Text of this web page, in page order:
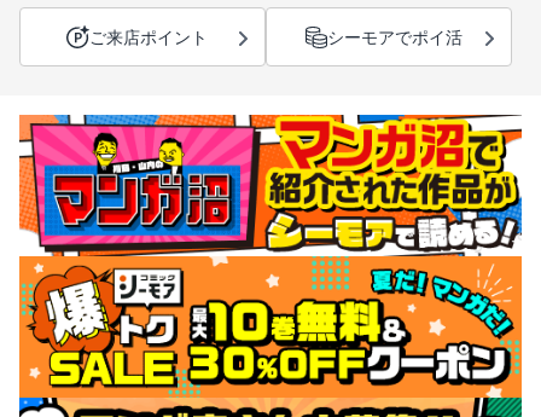
ご来店ポイント シーモアでポイ活